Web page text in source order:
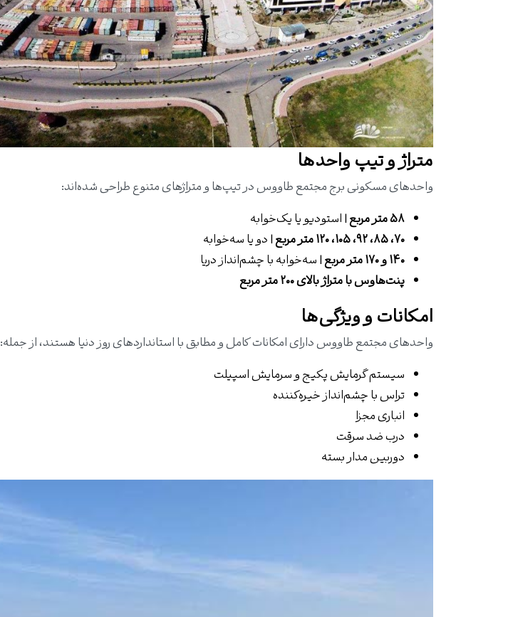
متراژ و تیپ واحدها
واحدهای مسکونی برج مجتمع طاووس در تیپ‌ها و متراژهای متنوع طراحی شده‌اند:
۵۸ متر مربع
| استودیو یا یک‌خوابه
۷۰، ۸۵، ۹۲، ۱۰۵، ۱۲۰ متر مربع
| دو یا سه‌خوابه
۱۴۰ و ۱۷۰ متر مربع
| سه‌خوابه با چشم‌انداز دریا
پنت‌هاوس با متراژ بالای ۲۰۰ متر مربع
امکانات و ویژگی‌ها
واحدهای مجتمع طاووس دارای امکانات کامل و مطابق با استانداردهای روز دنیا هستند، از جمله:
سیستم گرمایش پکیج و سرمایش اسپیلت
تراس با چشم‌انداز خیره‌کننده
انباری مجزا
درب ضد سرقت
دوربین مدار بسته